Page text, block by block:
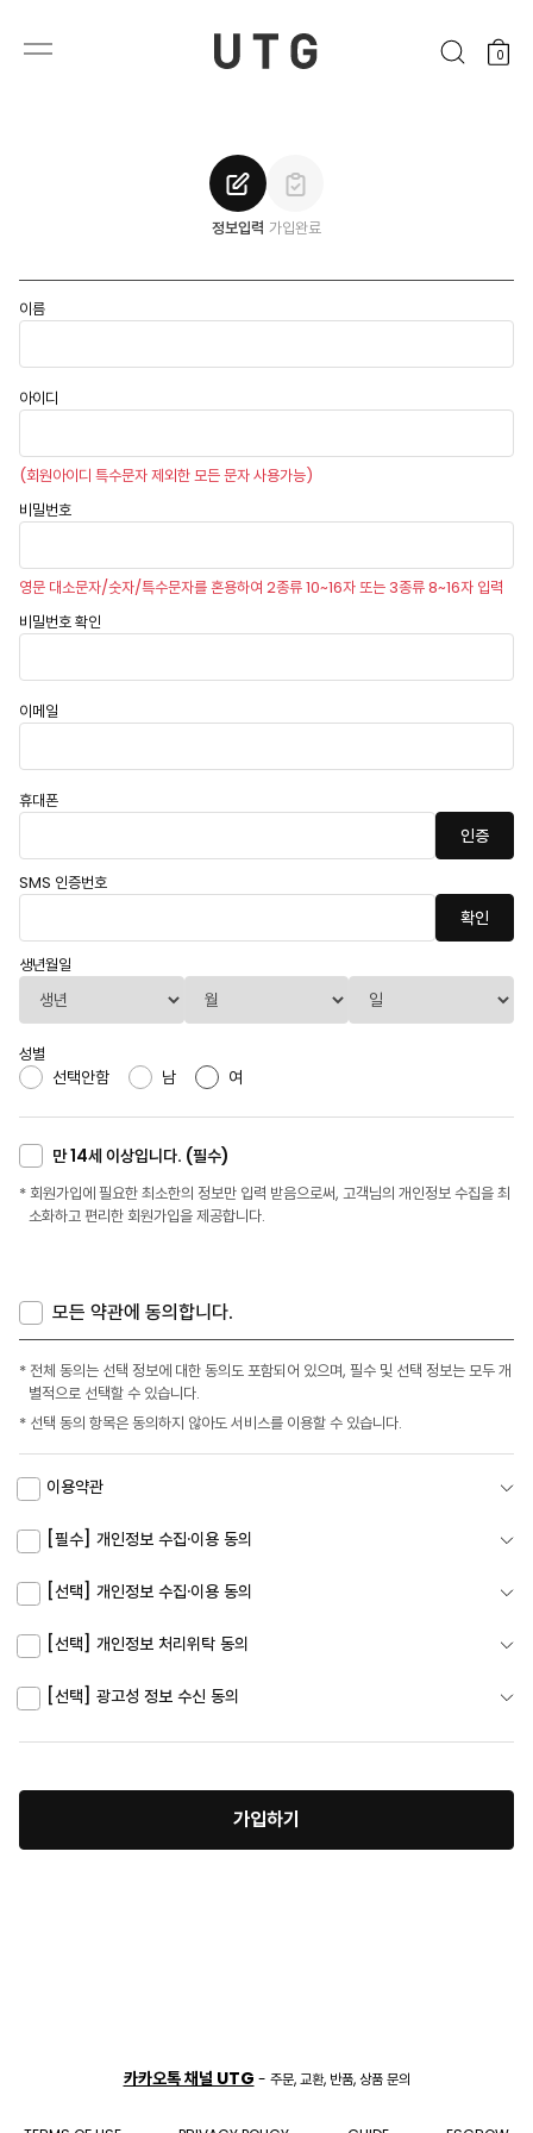
0
정보입력 가입완료
이름
아이디
(회원아이디 특수문자 제외한 모든 문자 사용가능)
비밀번호
영문 대소문자/숫자/특수문자를 혼용하여 2종류 10~16자 또는 3종류 8~16자 입력
비밀번호 확인
이메일
휴대폰
인증
SMS 인증번호
확인
생년월일
성별
선택안함 남 여
만 14세 이상입니다. (필수)
* 회원가입에 필요한 최소한의 정보만 입력 받음으로써, 고객님의 개인정보 수집을 최
소화하고 편리한 회원가입을 제공합니다.
모든 약관에 동의합니다.
* 전체 동의는 선택 정보에 대한 동의도 포함되어 있으며, 필수 및 선택 정보는 모두 개
별적으로 선택할 수 있습니다.
* 선택 동의 항목은 동의하지 않아도 서비스를 이용할 수 있습니다.
이용약관
[필수] 개인정보 수집·이용 동의
[선택] 개인정보 수집·이용 동의
[선택] 개인정보 처리위탁 동의
[선택] 광고성 정보 수신 동의
가입하기
카카오톡 채널 UTG - 주문, 교환, 반품, 상품 문의